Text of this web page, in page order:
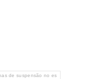
de suspensão no es